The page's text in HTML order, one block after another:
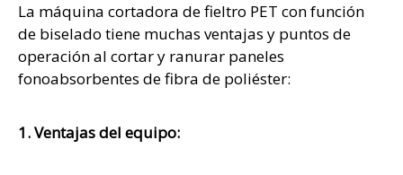
La máquina cortadora de fieltro PET con función
de biselado tiene muchas ventajas y puntos de
operación al cortar y ranurar paneles
fonoabsorbentes de fibra de poliéster:
1. Ventajas del equipo: